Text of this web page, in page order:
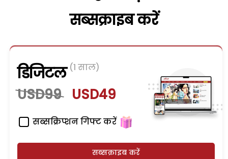
सब्सक्राइब करें
डिजिटल (1 साल)
USD99 USD49
सब्सक्रिप्शन गिफ्ट करें
सब्सक्राइब करें